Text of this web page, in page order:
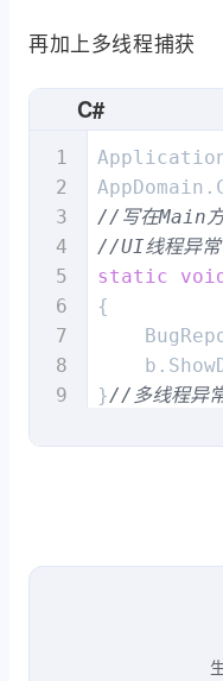
再加上多线程捕获
C#
//写在Main
//UI线程异常
static
void
{
}//多线程异